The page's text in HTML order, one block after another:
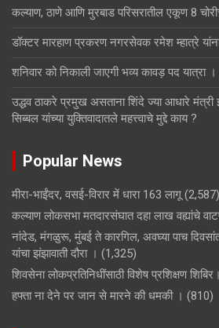
कल्याण, ठाणे आणि मुरबाड परिसरातील एकूण 8
डॉक्टर मारहाण प्रकरण नगरसेवक रमेश म्हात्रे
शनिवार को निकाली जाएगी भव्य कावड़ पद यात्रा ।
उद्धव ठाकरे प्रमुख असताना शिंदे ज्या आधारे मंत्री
सिब्बल यांच्या युक्तिवादातले महत्त्वाचे मुद्दे काय ?
Popular News
मीरा-भाईंदर, वसई-विरार में धारा 163 लागू (2,587)
कल्याण लोकसभा मतदारसंघात दहा लाख वह्यांचे
नांदेड, मंगळुरू, मुंबई ते कारगिल, अवघ्या पाच
यांचा झंझावाती दौरा । (1,325)
शिवसेना लोकप्रतिनिधींसाठी विशेष प्रशिक्षण शिबिर।
हफ्ता ना देने पर जान से मारने की धमकी । (810)